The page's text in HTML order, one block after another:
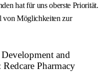
hat für uns oberste Priorität.
von Möglichkeiten zur
and
Pharmacy